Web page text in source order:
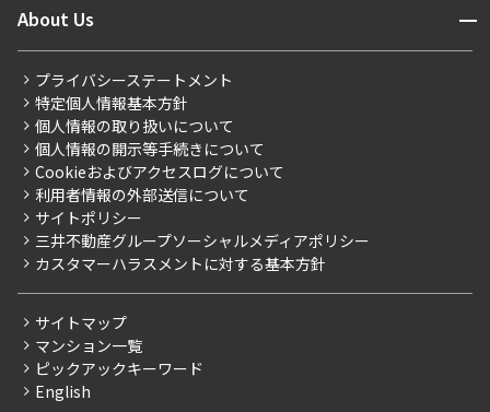
新着募集情報
こだわりから探す
こだわり一覧
プレミアムマンション
新築
当社限定（港区・渋谷区）
当社限定（港区・渋谷区以外）
三井不動産企画
賃料改定
フリーレント
ペット可
住まいのコラム
会員ページ
ご入居・提携サービス
お部屋探しからご契約まで
よくあるご質問
社宅紹介
【仲介会社様向け】当社仲介事業部取り扱い物件入居申込
About Us 開閉
会社情報
事業案内
採用情報
ニュースリリース
お問い合わせ
プライバシーステートメント
特定個人情報基本方針
個人情報の取り扱いについて
個人情報の開示等手続きについて
Cookieおよびアクセスログについて
利用者情報の外部送信について
サイトポリシー
三井不動産グループソーシャルメディアポリシー
カスタマーハラスメントに対する基本方針
サイトマップ
マンション一覧
ピックアックキーワード
English